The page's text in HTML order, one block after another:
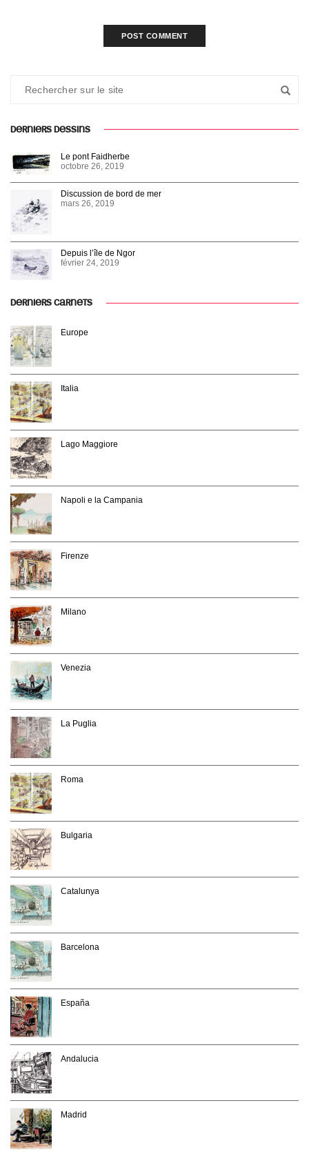
DERNIERS DESSINS
Le pont Faidherbe
octobre 26, 2019
Discussion de bord de mer
mars 26, 2019
Depuis l’île de Ngor
février 24, 2019
DERNIERS CARNETS
Europe
Italia
Lago Maggiore
Napoli e la Campania
Firenze
Milano
Venezia
La Puglia
Roma
Bulgaria
Catalunya
Barcelona
España
Andalucia
Madrid